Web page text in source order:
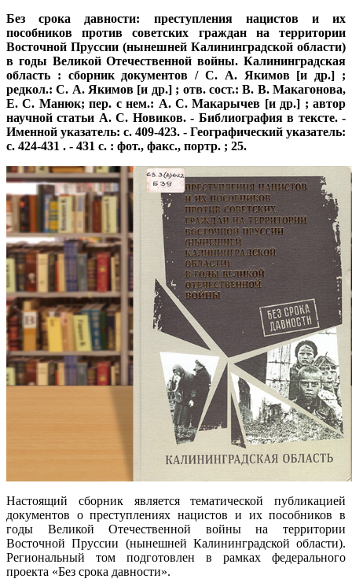
Без срока давности: преступления нацистов и их
пособников против советских граждан на территории
Восточной Пруссии (нынешней Калининградской области)
в годы Великой Отечественной войны. Калининградская
область : сборник документов / С. А. Якимов [и др.] ;
редкол.: С. А. Якимов [и др.] ; отв. сост.: В. В. Макагонова,
Е. С. Манюк; пер. с нем.: А. С. Макарычев [и др.] ; автор
научной статьи А. С. Новиков. - Библиография в тексте. -
Именной указатель: с. 409-423. - Географический указатель:
с. 424-431 . - 431 с. : фот., факс., портр. ; 25.
Настоящий сборник является тематической публикацией
документов о преступлениях нацистов и их пособников в
годы Великой Отечественной войны на территории
Восточной Пруссии (нынешней Калининградской области).
Региональный том подготовлен в рамках федерального
проекта «Без срока давности».